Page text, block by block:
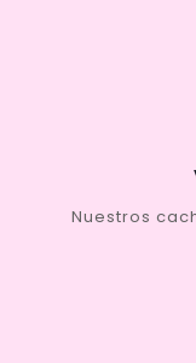
Nuestros